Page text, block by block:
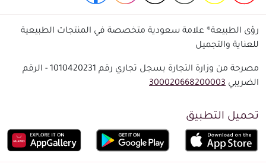
رؤى الطبيعة® علامة سعودية متخصصة في المنتجات الطبيعية
للعناية والتجميل
مصرحة من وزارة التجارة بسجل تجاري رقم 1010420231 - الرقم
الضريبي 300020668200003
تحميل التطبيق